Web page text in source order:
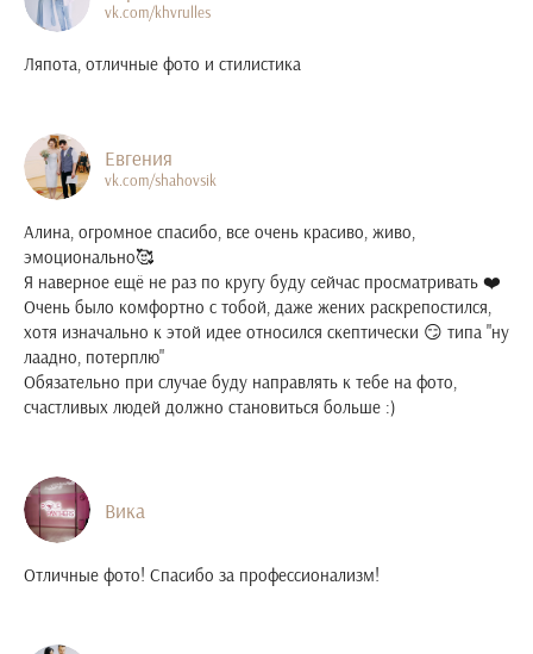
vk.com/khvrulles
Ляпота, отличные фото и стилистика
Евгения
vk.com/shahovsik
Алина, огромное спасибо, все очень красиво, живо,
эмоционально🥰
Я наверное ещё не раз по кругу буду сейчас просматривать ❤️
Очень было комфортно с тобой, даже жених раскрепостился,
хотя изначально к этой идее относился скептически 😏 типа "ну
лаадно, потерплю"
Обязательно при случае буду направлять к тебе на фото,
счастливых людей должно становиться больше :)
Вика
Отличные фото! Спасибо за профессионализм!